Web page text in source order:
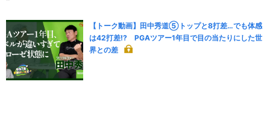
【トーク動画】田中秀道⑤トップと8打差…でも体感
は42打差!? PGAツアー1年目で目の当たりにした世
界との差